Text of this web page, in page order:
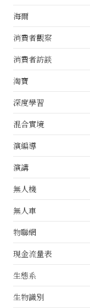
海爾
消費者觀察
消費者訪談
淘寶
深度學習
混合實境
演編導
演講
無人機
無人車
物聯網
現金流量表
生態系
生物識別